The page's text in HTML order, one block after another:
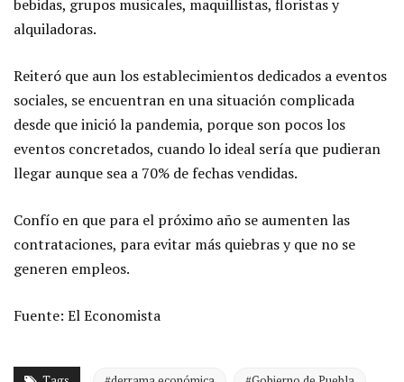
bebidas, grupos musicales, maquillistas, floristas y
alquiladoras.
Reiteró que aun los establecimientos dedicados a eventos
sociales, se encuentran en una situación complicada
desde que inició la pandemia, porque son pocos los
eventos concretados, cuando lo ideal sería que pudieran
llegar aunque sea a 70% de fechas vendidas.
Confío en que para el próximo año se aumenten las
contrataciones, para evitar más quiebras y que no se
generen empleos.
Fuente: El Economista